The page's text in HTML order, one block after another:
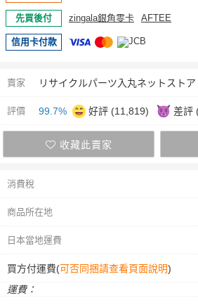
先買後付 zingala銀角零卡 AFTEE
信用卡付款
賣家 リサイクルパーツ入丸ネットストア
評價 99.7% 好評 (11,819) 差評
收藏此賣家
消費稅
商品所在地
日本當地運費
買方付運費(可否同捆請查看頁面說明)
運費：